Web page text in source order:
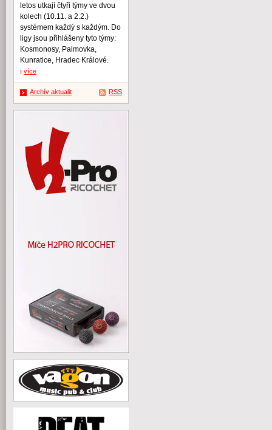
letos utkají čtyři týmy ve dvou
kolech (10.11. a 2.2.)
systémem každý s každým. Do
ligy jsou přihlášeny tyto týmy:
Kosmonosy, Palmovka,
Kunratice, Hradec Králové.
více
Archív aktualit RSS